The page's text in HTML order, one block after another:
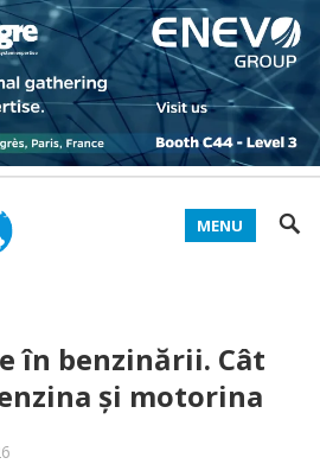
MENU
în benzinării. Cât
și motorina